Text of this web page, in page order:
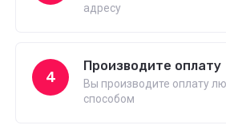
адресу
4
Производите оплату
Вы производите оплату
способом